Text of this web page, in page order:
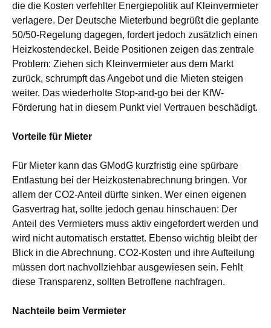
die die Kosten verfehlter Energiepolitik auf Kleinvermieter
verlagere. Der Deutsche Mieterbund begrüßt die geplante
50/50-Regelung dagegen, fordert jedoch zusätzlich einen
Heizkostendeckel. Beide Positionen zeigen das zentrale
Problem: Ziehen sich Kleinvermieter aus dem Markt
zurück, schrumpft das Angebot und die Mieten steigen
weiter. Das wiederholte Stop-and-go bei der KfW-
Förderung hat in diesem Punkt viel Vertrauen beschädigt.
Vorteile für Mieter
Für Mieter kann das GModG kurzfristig eine spürbare
Entlastung bei der Heizkostenabrechnung bringen. Vor
allem der CO2-Anteil dürfte sinken. Wer einen eigenen
Gasvertrag hat, sollte jedoch genau hinschauen: Der
Anteil des Vermieters muss aktiv eingefordert werden und
wird nicht automatisch erstattet. Ebenso wichtig bleibt der
Blick in die Abrechnung. CO2-Kosten und ihre Aufteilung
müssen dort nachvollziehbar ausgewiesen sein. Fehlt
diese Transparenz, sollten Betroffene nachfragen.
Nachteile beim Vermieter